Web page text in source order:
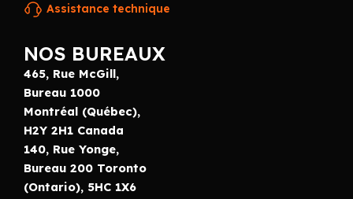
Assistance technique
NOS BUREAUX
465, Rue McGill,
Bureau 1000
Montréal (Québec),
H2Y 2H1 Canada
140, Rue Yonge,
Bureau 200 Toronto
(Ontario), 5HC 1X6